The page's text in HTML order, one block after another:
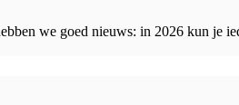
we goed nieuws: in 2026 kun je